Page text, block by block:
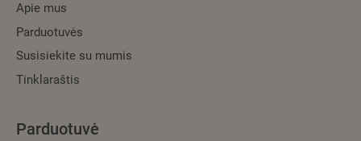
Apie mus
Susisiekite su mumis
Parduotuvės
Tinklaraštis
Parduotuvė